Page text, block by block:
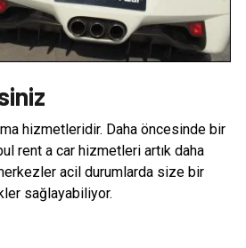
hizmetleridir. Daha öncesinde bir
rent a car hizmetleri artık daha
acil durumlarda size bir
sağlayabiliyor.